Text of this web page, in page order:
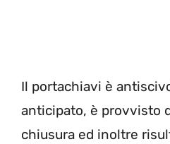
Il portachiavi è
anticipato, è provvisto
chiusura ed inoltre